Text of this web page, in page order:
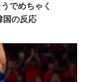
でめちゃく
国の反応